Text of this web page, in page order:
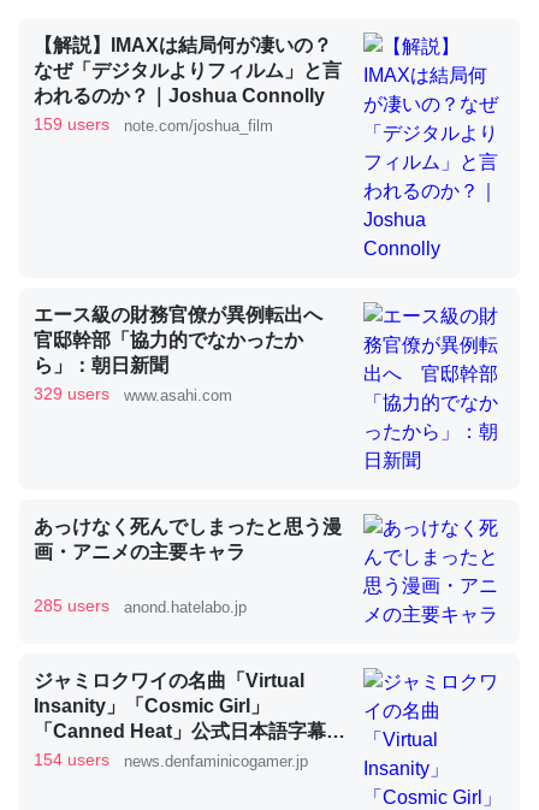
くらい。小説でいう「ずっと前の伏線」は回収されないけ
ど、短期記憶というには多い分量。進化すればするほど分
かりやすく強くなりそう
─GPTの仕組みと限界についての考察（１） - conceptualization
昆虫ってカルシウム少ないのか。知らんかった。調べたら
コオロギのカルシウム分はエビの600分の1程度。
─ニュース :: 【研究発表】昆虫学の大問題＝「昆虫はなぜ海にいな
論文では「淡水はカルシウムも酸素も不足してて両方に不
利だから両方が拮抗してるのでは」とあって面白い。海に
いる鋏角類（カブトガニ・ウミグモ）はカルシウムを使わ
ずキチンを強化してる筈だが、酵素が違うのか？
いのか」に関する新仮説
【解説】IMAXは結局何が凄いの？
なぜ「デジタルよりフィルム」と言
われるのか？｜Joshua Connolly
159 users note.com/joshua_film
エース級の財務官僚が異例転出へ
官邸幹部「協力的でなかったか
ら」：朝日新聞
329 users www.asahi.com
あっけなく死んでしまったと思う漫
画・アニメの主要キャラ
285 users anond.hatelabo.jp
ジャミロクワイの名曲「Virtual
Insanity」「Cosmic Girl」
「Canned Heat」公式日本語字幕付
きMVがいきなり公開！「SUMMER
154 users news.denfaminicogamer.jp